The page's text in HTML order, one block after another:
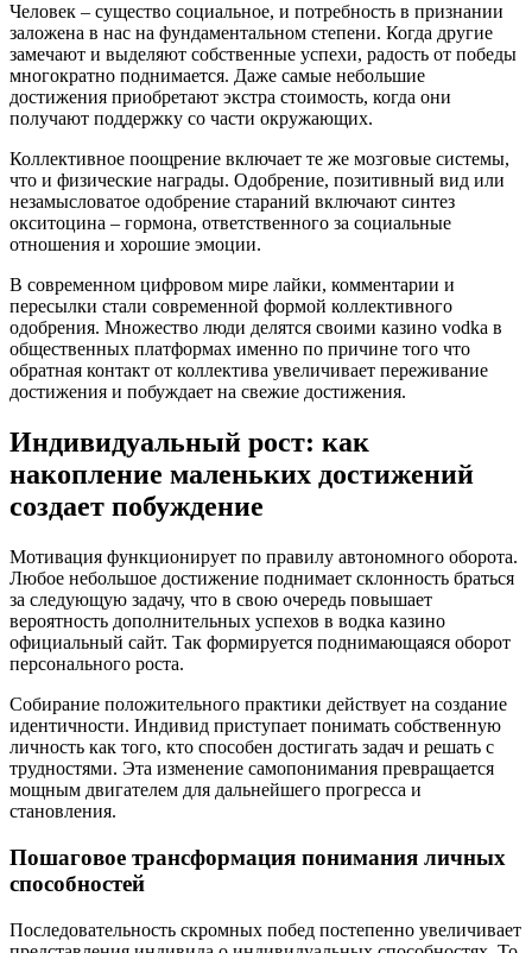
Человек – существо социальное, и потребность в признании
заложена в нас на фундаментальном степени. Когда другие
замечают и выделяют собственные успехи, радость от победы
многократно поднимается. Даже самые небольшие
достижения приобретают экстра стоимость, когда они
получают поддержку со части окружающих.
Коллективное поощрение включает те же мозговые системы,
что и физические награды. Одобрение, позитивный вид или
незамысловатое одобрение стараний включают синтез
окситоцина – гормона, ответственного за социальные
отношения и хорошие эмоции.
В современном цифровом мире лайки, комментарии и
пересылки стали современной формой коллективного
одобрения. Множество люди делятся своими казино vodka в
общественных платформах именно по причине того что
обратная контакт от коллектива увеличивает переживание
достижения и побуждает на свежие достижения.
Индивидуальный рост: как
накопление маленьких достижений
создает побуждение
Мотивация функционирует по правилу автономного оборота.
Любое небольшое достижение поднимает склонность браться
за следующую задачу, что в свою очередь повышает
вероятность дополнительных успехов в водка казино
официальный сайт. Так формируется поднимающаяся оборот
персонального роста.
Собирание положительного практики действует на создание
идентичности. Индивид приступает понимать собственную
личность как того, кто способен достигать задач и решать с
трудностями. Эта изменение самопонимания превращается
мощным двигателем для дальнейшего прогресса и
становления.
Пошаговое трансформация понимания личных
способностей
Последовательность скромных побед постепенно увеличивает